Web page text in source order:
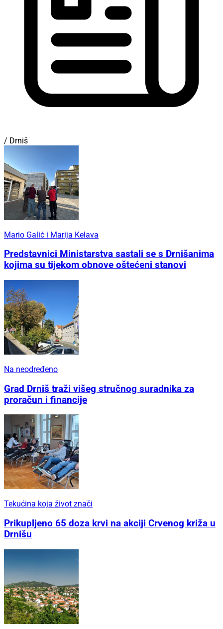
/ Drniš
Mario Galić i Marija Kelava
Predstavnici Ministarstva sastali se s Drnišanima
kojima su tijekom obnove oštećeni stanovi
Na neodređeno
Grad Drniš traži višeg stručnog suradnika za
proračun i financije
Tekućina koja život znači
Prikupljeno 65 doza krvi na akciji Crvenog križa u
Drnišu